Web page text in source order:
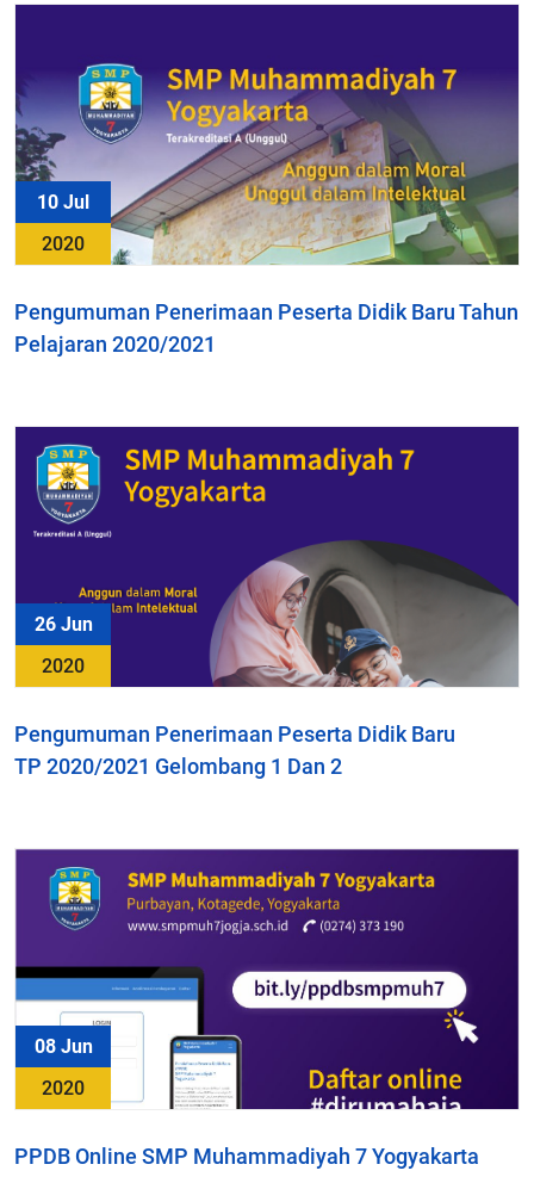
10 Jul
2020
Pengumuman Penerimaan Peserta Didik Baru Tahun
Pelajaran 2020/2021
26 Jun
2020
Pengumuman Penerimaan Peserta Didik Baru
TP 2020/2021 Gelombang 1 Dan 2
08 Jun
2020
PPDB Online SMP Muhammadiyah 7 Yogyakarta